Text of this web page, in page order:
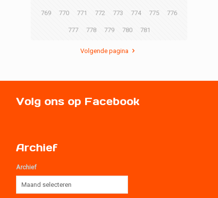
769 770 771 772 773 774 775 776
777 778 779 780 781
Volgende pagina
Volg ons op Facebook
Archief
Archief